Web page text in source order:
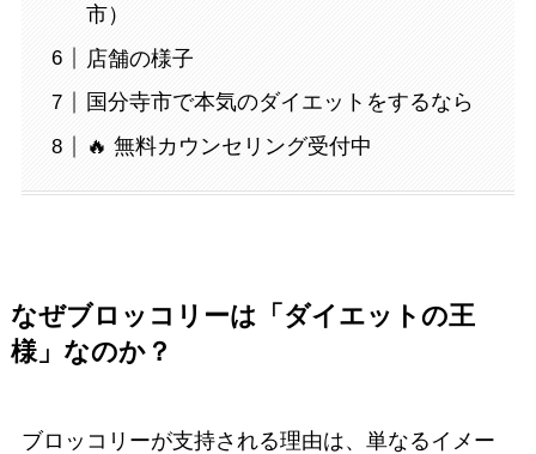
市）
店舗の様子
国分寺市で本気のダイエットをするなら
🔥 無料カウンセリング受付中
なぜブロッコリーは「ダイエットの王
様」なのか？
ブロッコリーが支持される理由は、単なるイメー